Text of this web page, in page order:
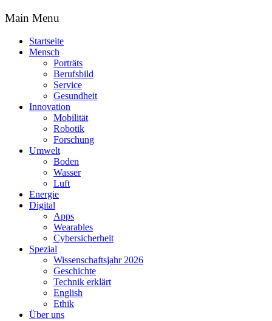
Main Menu
Startseite
Mensch
Porträts
Berufsbild
Service
Gesundheit
Innovation
Mobilität
Robotik
Forschung
Umwelt
Boden
Wasser
Luft
Energie
Digital
Apps
Wearables
Cybersicherheit
Spezial
Wissenschaftsjahr 2026
Geschichte
Technik erklärt
English
Ethik
Über uns